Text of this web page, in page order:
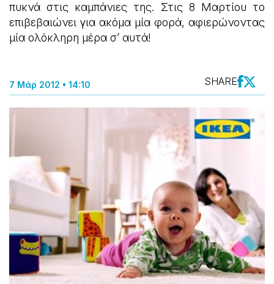
πυκνά στις καμπάνιες της. Στις 8 Μαρτίου το
επιβεβαιώνει για ακόμα μία φορά, αφιερώνοντας
μία ολόκληρη μέρα σ’ αυτά!
7 Μάρ 2012 • 14:10 SHARE